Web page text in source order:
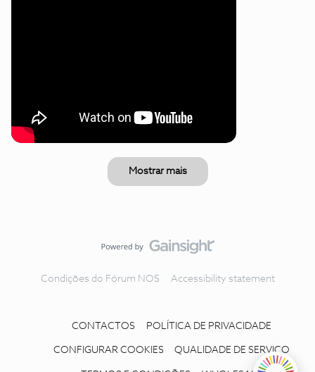
Mostrar mais
Condições do Fórum NOS Accessibility statement
CONTACTOS POLÍTICA DE PRIVACIDADE
CONFIGURAR COOKIES QUALIDADE DE SERVIÇO